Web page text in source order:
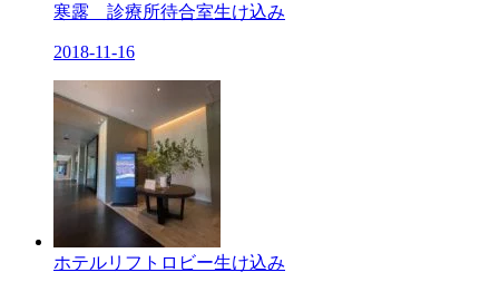
寒露 診療所待合室生け込み
2018-11-16
ホテルリフトロビー生け込み